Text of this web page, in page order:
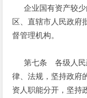
企业国有资产较少
区、直辖市人民政府
督管理机构。
第七条 各级人民
律、法规，坚持政府
资人职能分开，坚持